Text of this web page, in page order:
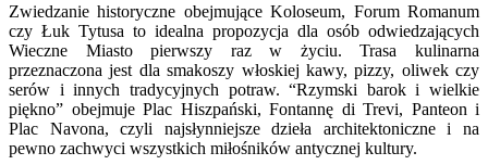
Zwiedzanie historyczne obejmujące Koloseum, Forum Romanum
czy Łuk Tytusa to idealna propozycja dla osób odwiedzających
Wieczne Miasto pierwszy raz w życiu. Trasa kulinarna
przeznaczona jest dla smakoszy włoskiej kawy, pizzy, oliwek czy
serów i innych tradycyjnych potraw. “Rzymski barok i wielkie
piękno” obejmuje Plac Hiszpański, Fontannę di Trevi, Panteon i
Plac Navona, czyli najsłynniejsze dzieła architektoniczne i na
pewno zachwyci wszystkich miłośników antycznej kultury.